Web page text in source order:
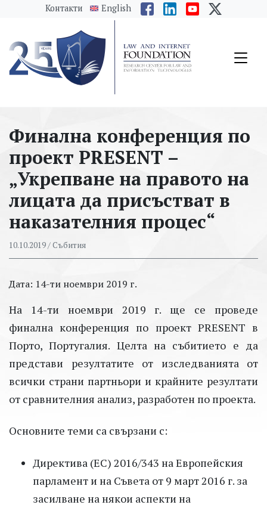
messages.Skip to main content
Контакти English
Финална конференция по
проект PRESENT –
„Укрепване на правото на
лицата да присъстват в
наказателния процес“
10.10.2019/ Събития
Дата: 14-ти ноември 2019 г.
На 14-ти ноември 2019 г. ще се проведе
финална конференция по проект PRESENT в
Порто, Португалия. Целта на събитието е да
представи резултатите от изследванията от
всички страни партньори и крайните резултати
от сравнителния анализ, разработен по проекта.
Основните теми са свързани с:
Директива (ЕС) 2016/343 на Европейския
парламент и на Съвета от 9 март 2016 г. за
засилване на някои аспекти на